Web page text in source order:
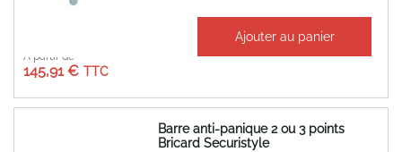
À partir de
145,91 €
Ajouter au panier
Barre anti-panique 2 ou 3 points
Bricard Securistyle